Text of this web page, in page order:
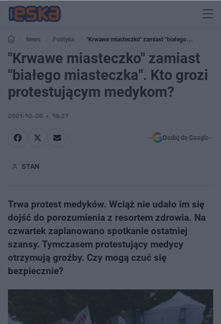
News Polityka
"Krwawe miasteczko" zamiast "białego
miasteczka". Kto grozi protestującym medykom?
"Krwawe miasteczko" zamiast
"białego miasteczka". Kto grozi
protestującym medykom?
2021-10-06 18:27
Dodaj do Google
STAN
Trwa protest medyków. Wciąż nie udało im się
dojść do porozumienia z resortem zdrowia. Na
czwartek zaplanowano spotkanie ostatniej
szansy. Tymczasem protestujący medycy
otrzymują groźby. Czy mogą czuć się
bezpiecznie?